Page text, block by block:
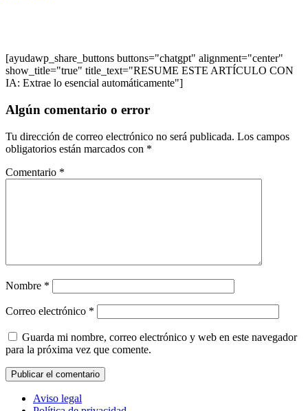
[ayudawp_share_buttons buttons="chatgpt" alignment="center"
show_title="true" title_text="RESUME ESTE ARTÍCULO CON
IA: Extrae lo esencial automáticamente"]
Algún comentario o error
Tu dirección de correo electrónico no será publicada. Los campos
obligatorios están marcados con *
Comentario *
Nombre *
Correo electrónico *
Guarda mi nombre, correo electrónico y web en este navegador
para la próxima vez que comente.
Aviso legal